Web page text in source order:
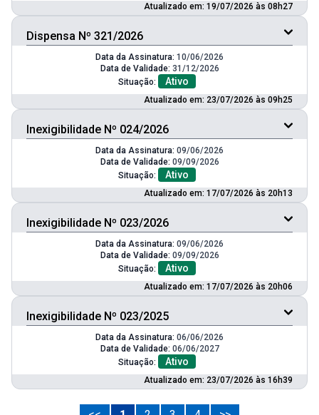
Atualizado em: 19/07/2026 às 08h27
Dispensa Nº 321/2026
Data da Assinatura: 10/06/2026
Data de Validade: 31/12/2026
Situação:
Ativo
Atualizado em: 23/07/2026 às 09h25
Inexigibilidade Nº 024/2026
Data da Assinatura: 09/06/2026
Data de Validade: 09/09/2026
Situação:
Ativo
Atualizado em: 17/07/2026 às 20h13
Inexigibilidade Nº 023/2026
Data da Assinatura: 09/06/2026
Data de Validade: 09/09/2026
Situação:
Ativo
Atualizado em: 17/07/2026 às 20h06
Inexigibilidade Nº 023/2025
Data da Assinatura: 06/06/2026
Data de Validade: 06/06/2027
Situação:
Ativo
Atualizado em: 23/07/2026 às 16h39